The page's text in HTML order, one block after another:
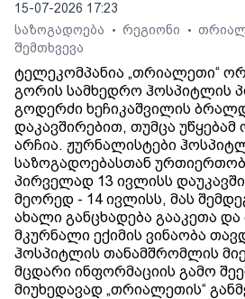
15-07-2026 17:23
საზოგადოება
• რეგიონი •
შემთხვევა
ტელეკომპანია „თრიალეთი“
გორის სამხედრო ჰოსპიტლის
გოდერძი ხეჩიკაშვილის
დაკავშირებით, თუმცა
არჩია. ჟურნალისტები
საზოგადოებასთან
პირველად 13 ივლისს
მეორედ - 14 ივლისს, მას
ახალი განცხადება გააკეთა
მკურნალი ექიმის ვინაობა
ჰოსპიტლის თანამშრომლის
მცდარი ინფორმაციის გამო
მიუხედავად „თრიალეთის“